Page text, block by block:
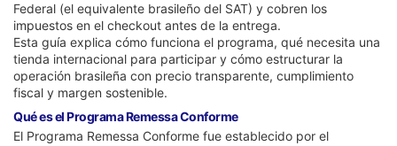
Federal (el equivalente brasileño del SAT) y cobren los
impuestos en el checkout antes de la entrega.
Esta guía explica cómo funciona el programa, qué necesita una
tienda internacional para participar y cómo estructurar la
operación brasileña con precio transparente, cumplimiento
fiscal y margen sostenible.
Qué es el Programa Remessa Conforme
El Programa Remessa Conforme fue establecido por el